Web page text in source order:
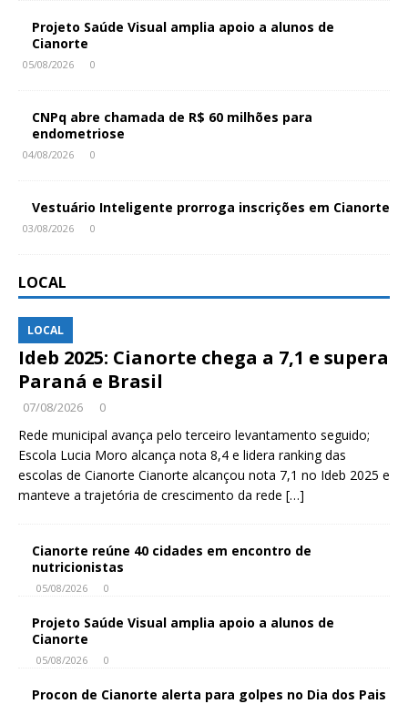
Projeto Saúde Visual amplia apoio a alunos de
Cianorte
05/08/2026 0
CNPq abre chamada de R$ 60 milhões para
endometriose
04/08/2026 0
Vestuário Inteligente prorroga inscrições em Cianorte
03/08/2026 0
LOCAL
LOCAL
Ideb 2025: Cianorte chega a 7,1 e supera
Paraná e Brasil
07/08/2026 0
Rede municipal avança pelo terceiro levantamento seguido;
Escola Lucia Moro alcança nota 8,4 e lidera ranking das
escolas de Cianorte Cianorte alcançou nota 7,1 no Ideb 2025 e
manteve a trajetória de crescimento da rede […]
Cianorte reúne 40 cidades em encontro de
nutricionistas
05/08/2026 0
Projeto Saúde Visual amplia apoio a alunos de
Cianorte
05/08/2026 0
Procon de Cianorte alerta para golpes no Dia dos Pais